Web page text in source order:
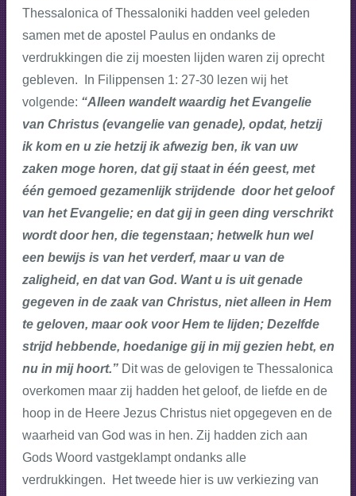
Thessalonica of Thessaloniki hadden veel geleden
samen met de apostel Paulus en ondanks de
verdrukkingen die zij moesten lijden waren zij oprecht
gebleven. In Filippensen 1: 27-30 lezen wij het
volgende: “Alleen wandelt waardig het Evangelie
van Christus (evangelie van genade), opdat, hetzij
ik kom en u zie hetzij ik afwezig ben, ik van uw
zaken moge horen, dat gij staat in één geest, met
één gemoed gezamenlijk strijdende door het geloof
van het Evangelie; en dat gij in geen ding verschrikt
wordt door hen, die tegenstaan; hetwelk hun wel
een bewijs is van het verderf, maar u van de
zaligheid, en dat van God. Want u is uit genade
gegeven in de zaak van Christus, niet alleen in Hem
te geloven, maar ook voor Hem te lijden; Dezelfde
strijd hebbende, hoedanige gij in mij gezien hebt, en
nu in mij hoort.”Dit was de gelovigen te Thessalonica
overkomen maar zij hadden het geloof, de liefde en de
hoop in de Heere Jezus Christus niet opgegeven en de
waarheid van God was in hen. Zij hadden zich aan
Gods Woord vastgeklampt ondanks alle
verdrukkingen. Het tweede hier is uw verkiezing van